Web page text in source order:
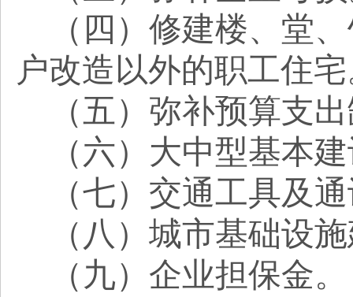
（四）修建楼、堂
户改造以外的职工住
（五）弥补预算支
（六）大中型基本
（七）交通工具及
（八）城市基础设
（九）企业担保金。